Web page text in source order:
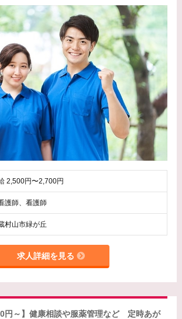
2,500円〜2,700円
護師、看護師
村山市緑が丘
求人詳細を見る
円～】健康相談や服薬管理など 定時あが